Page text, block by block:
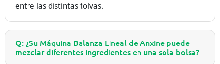
entre las distintas tolvas.
Q: ¿Su Máquina Balanza Lineal de Anxine puede
mezclar diferentes ingredientes en una sola bolsa?